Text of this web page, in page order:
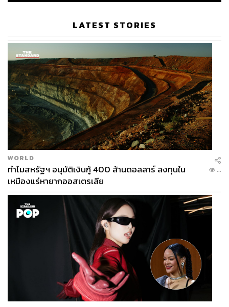
LATEST STORIES
WORLD
ทำไมสหรัฐฯ อนุมัติเงินกู้ 400 ล้านดอลลาร์ ลงทุนใน
เหมืองแร่หายากออสเตรเลีย
...